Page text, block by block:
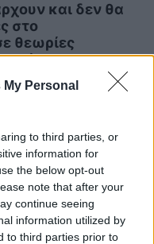
Personal
to third parties, or
information for
the below opt-out
note that after your
continue seeing
information utilized by
to third parties prior to
και δεν θα
στο
θεωρίες